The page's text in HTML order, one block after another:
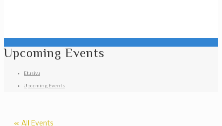
Upcoming Events
Etusivu
Upcoming Events
« All Events